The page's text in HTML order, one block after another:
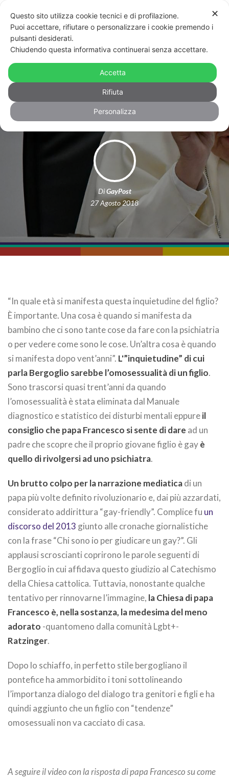
Per Bergoglio un figlio gay non si
caccia di casa ma si porta dallo
psichiatra
DiGayPost
27 Agosto 2018
“In quale età si manifesta questa inquietudine del figlio?
È importante. Una cosa è quando si manifesta da
bambino che ci sono tante cose da fare con la psichiatria
o per vedere come sono le cose. Un’altra cosa è quando
si manifesta dopo vent’anni”. L'”inquietudine” di cui
parla Bergoglio sarebbe l’omosessualità di un figlio.
Sono trascorsi quasi trent’anni da quando
l’omosessualità è stata eliminata dal Manuale
diagnostico e statistico dei disturbi mentali eppureil
consiglio che papa Francesco si sente di dare ad un
padre che scopre che il proprio giovane figlio è gayè
quello di rivolgersi ad uno psichiatra.
Un brutto colpo per la narrazione mediaticadi un
papa più volte definito rivoluzionario e, dai più azzardati,
considerato addirittura “gay-friendly”. Complice fu un
discorso del 2013 giunto alle cronache giornalistiche
con la frase “Chi sono io per giudicare un gay?”. Gli
applausi scroscianti coprirono le parole seguenti di
Bergoglio in cui affidava questo giudizio al Catechismo
della Chiesa cattolica. Tuttavia, nonostante qualche
tentativo per rinnovarne l’immagine, la Chiesa di papa
Francesco è, nella sostanza, la medesima del meno
adorato -quantomeno dalla comunità Lgbt+-
Ratzinger.
Dopo lo schiaffo, in perfetto stile bergogliano il
pontefice ha ammorbidito i toni sottolineando
l’importanza dialogo del dialogo tra genitori e figli e ha
quindi aggiunto che un figlio con “tendenze”
omosessuali non va cacciato di casa.
A seguire il video con la risposta di papa Francesco su come
✕
Questo sito utilizza cookie tecnici e di profilazione.
Puoi accettare, rifiutare o personalizzare i cookie premendo i
pulsanti desiderati.
Chiudendo questa informativa continuerai senza accettare.
Accetta
Rifiuta
Personalizza